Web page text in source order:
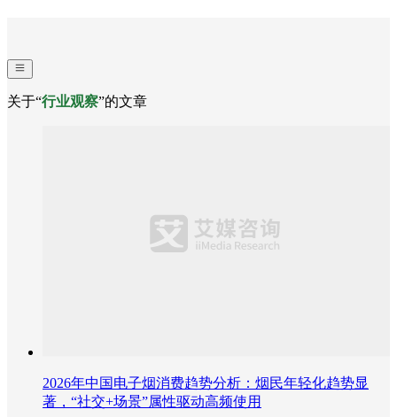
关于“行业观察”的文章
2026年中国电子烟消费趋势分析：烟民年轻化趋势显
著，“社交+场景”属性驱动高频使用